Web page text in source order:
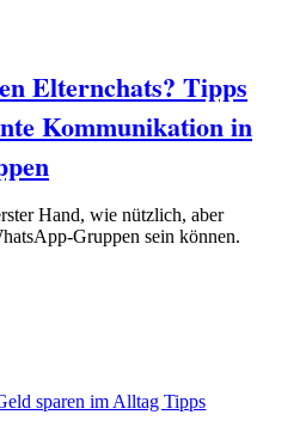
Elternchats? Tipps
Kommunikation in
Hand, wie nützlich, aber
Gruppen sein können.